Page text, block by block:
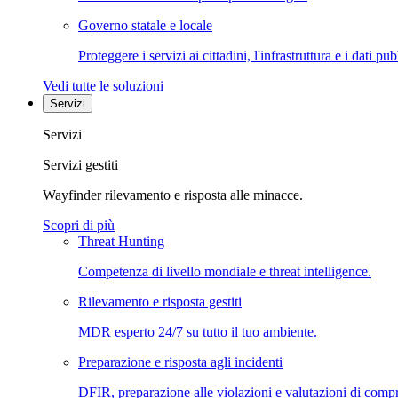
Governo statale e locale
Proteggere i servizi ai cittadini, l'infrastruttura e i dati
Vedi tutte le soluzioni
Servizi
Servizi
Servizi gestiti
Wayfinder rilevamento e risposta alle minacce.
Scopri di più
Threat Hunting
Competenza di livello mondiale e threat intelligence.
Rilevamento e risposta gestiti
MDR esperto 24/7 su tutto il tuo ambiente.
Preparazione e risposta agli incidenti
DFIR, preparazione alle violazioni e valutazioni di